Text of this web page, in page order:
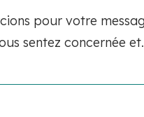
pour votre
sentez concernée